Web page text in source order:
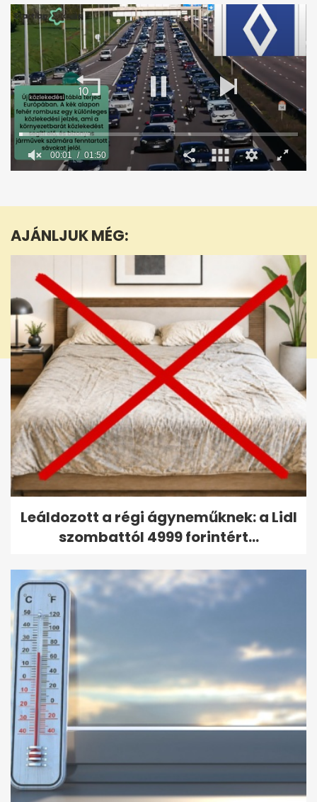
1
50
seconds
00:02 01:50
AJÁNLJUK MÉG:
Leáldozott a régi ágyneműknek: a Lidl
szombattól 4999 forintért...